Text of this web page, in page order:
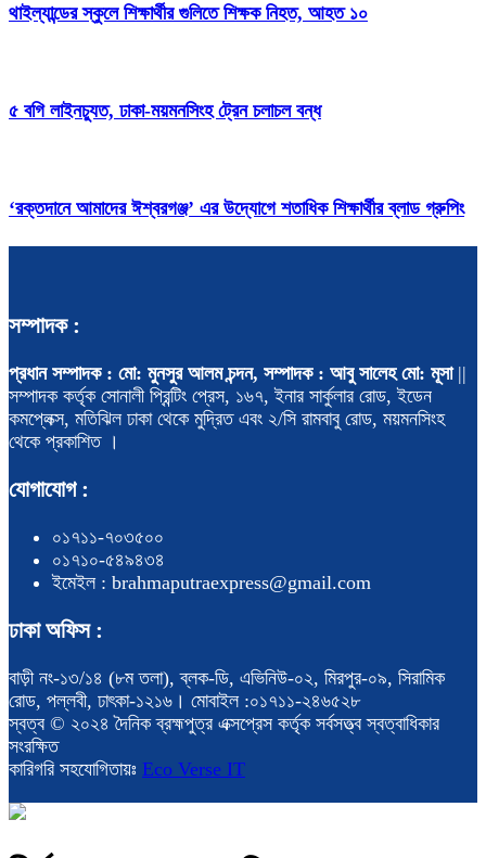
থাইল্যান্ডের স্কুলে শিক্ষার্থীর গুলিতে শিক্ষক নিহত, আহত ১০
৫ বগি লাইনচ্যুত, ঢাকা-ময়মনসিংহ ট্রেন চলাচল বন্ধ
‘রক্তদানে আমাদের ঈশ্বরগঞ্জ’ এর উদ্যোগে শতাধিক শিক্ষার্থীর ব্লাড গ্রুপিং
সম্পাদক :
প্রধান সম্পাদক : মো: মুনসুর আলম চন্দন, সম্পাদক : আবু সালেহ মো: মূসা||
সম্পাদক কর্তৃক সোনালী প্রিন্টিং প্রেস, ১৬৭, ইনার সার্কুলার রোড, ইডেন
কমপ্লেক্স, মতিঝিল ঢাকা থেকে মুদ্রিত এবং ২/সি রামবাবু রোড, ময়মনসিংহ
থেকে প্রকাশিত ।
যোগাযোগ :
০১৭১১-৭০৩৫০০
০১৭১০-৫৪৯৪৩৪
ইমেইল : brahmaputraexpress@gmail.com
ঢাকা অফিস :
বাড়ী নং-১৩/১৪ (৮ম তলা), ব্লক-ডি, এভিনিউ-০২, মিরপুর-০৯, সিরামিক
রোড, পল্লবী, ঢাৎকা-১২১৬। মোবাইল :০১৭১১-২৪৬৫২৮
স্বত্ব © ২০২৪ দৈনিক ব্রহ্মপুত্র এক্সপ্রেস কর্তৃক সর্বসত্ত্ব স্বত্বাধিকার
সংরক্ষিত
কারিগরি সহযোগিতায়ঃ Eco Verse IT